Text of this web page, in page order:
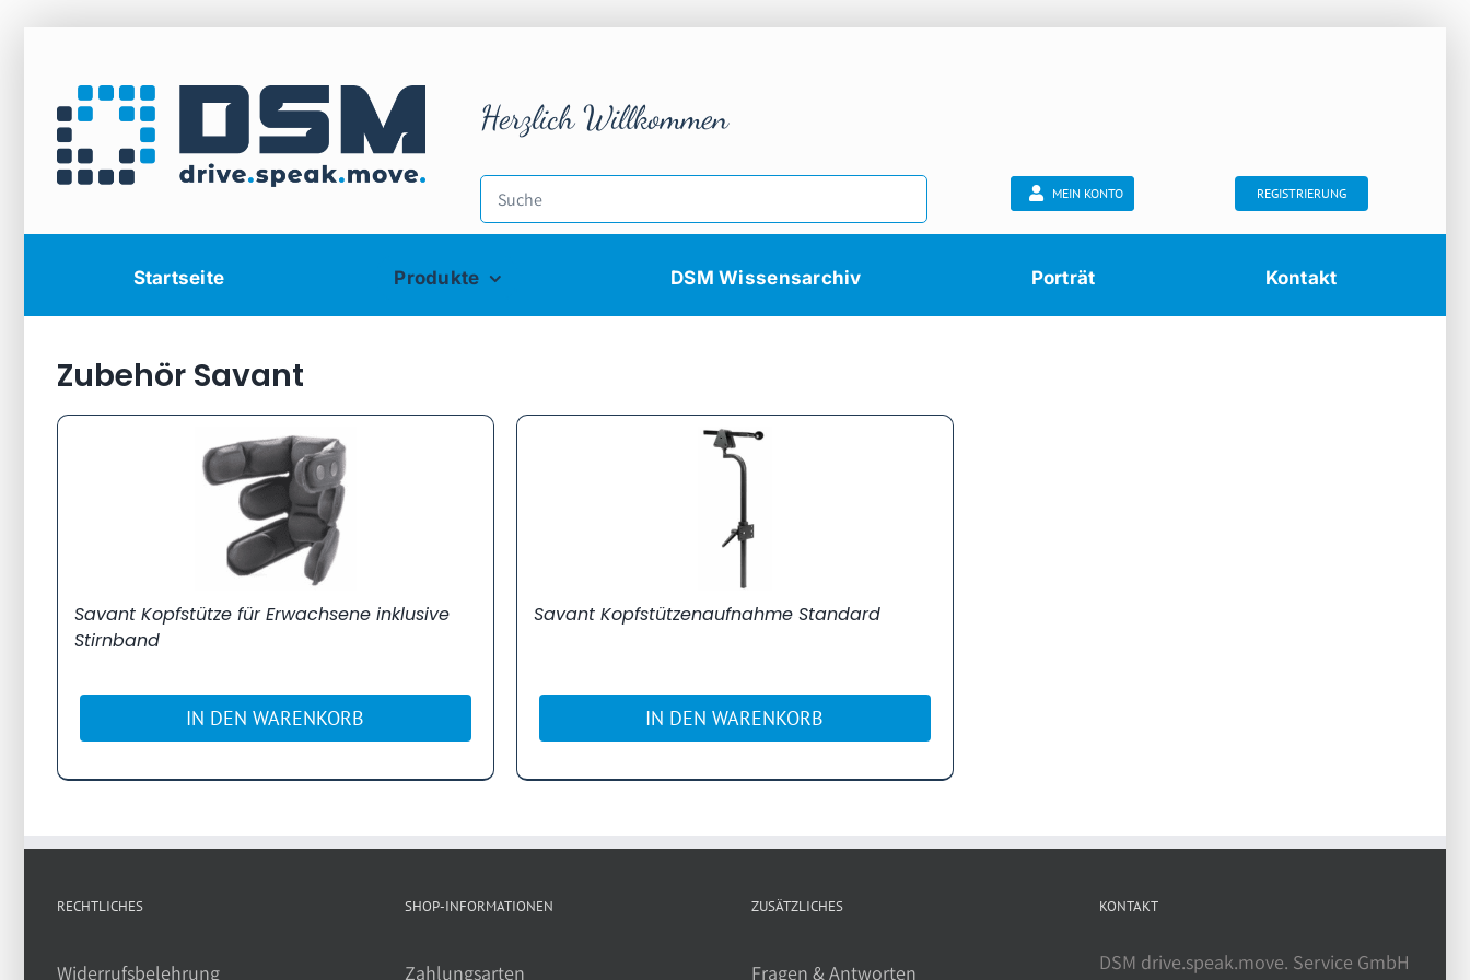
Herzlich Willkommen
MEIN KONTO REGISTRIERUNG
Startseite Produkte DSM Wissensarchiv Porträt Kontakt
Zubehör Savant
Savant Kopfstütze für Erwachsene inklusive
Stirnband
IN DEN WARENKORB
Savant Kopfstützenaufnahme Standard
IN DEN WARENKORB
RECHTLICHES
Widerrufsbelehrung
SHOP-INFORMATIONEN
Zahlungsarten
ZUSÄTZLICHES
Fragen & Antworten
KONTAKT
DSM drive.speak.move. Service GmbH